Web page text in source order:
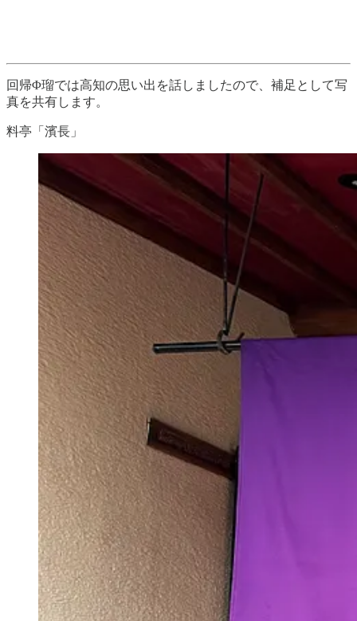
回帰Φ瑠では高知の思い出を話しましたので、補足として写
真を共有します。
料亭「濱長」